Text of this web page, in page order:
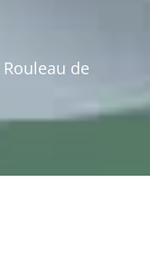
Rouleau de